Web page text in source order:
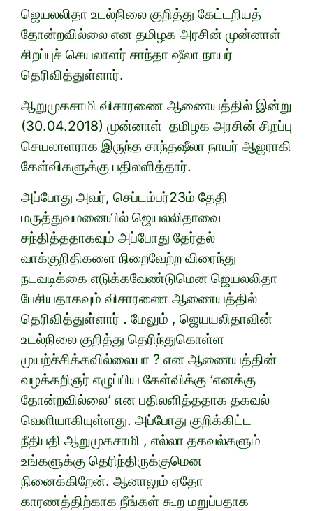
ஜெயலலிதா உடல்நிலை குறித்து கேட்டறியத்
தோன்றவில்லை என தமிழக அரசின் முன்னாள்
சிறப்புச் செயலாளர் சாந்தா ஷீலா நாயர்
தெரிவித்துள்ளார்.
ஆறுமுகசாமி விசாரணை ஆணையத்தில் இன்று
(30.04.2018) முன்னாள் தமிழக அரசின் சிறப்பு
செயலாளராக இருந்த சாந்தஷீலா நாயர் ஆஜராகி
கேள்விகளுக்கு பதிலளித்தார்.
அப்போது அவர், செப்டம்பர்23ம் தேதி
மருத்துவமனையில் ஜெயலலிதாவை
சந்தித்ததாகவும் அப்போது தேர்தல்
வாக்குறிதிகளை நிறைவேற்ற விரைந்து
நடவடிக்கை எடுக்கவேண்டுமென ஜெயலலிதா
பேசியதாகவும் விசாரணை ஆணையத்தில்
தெரிவித்துள்ளார் . மேலும் , ஜெயயலிதாவின்
உடல்நிலை குறித்து தெரிந்துகொள்ள
முயற்ச்சிக்கவில்லையா ? என ஆணையத்தின்
வழக்கறிஞர் எழுப்பிய கேள்விக்கு ‘எனக்கு
தோன்றவில்லை’ என பதிலளித்ததாக தகவல்
வெளியாகியுள்ளது. அப்போது குறிக்கிட்ட
நீதிபதி ஆறுமுகசாமி , எல்லா தகவல்களும்
உங்களுக்கு தெரிந்திருக்குமென
நினைக்கிறேன். ஆனாலும் ஏதோ
காரணத்திற்காக நீங்கள் கூற மறுப்பதாக